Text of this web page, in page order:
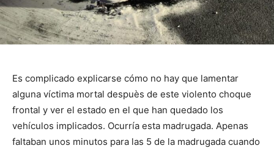
Es complicado explicarse cómo no hay que lamentar
alguna víctima mortal despuès de este violento choque
frontal y ver el estado en el que han quedado los
vehículos implicados. Ocurría esta madrugada. Apenas
faltaban unos minutos para las 5 de la madrugada cuando